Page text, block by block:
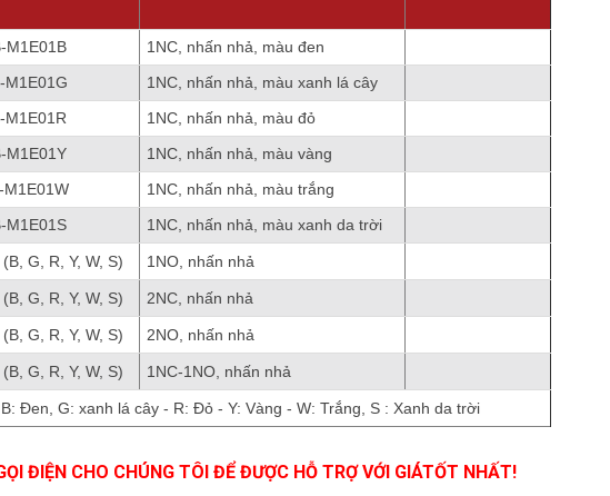
M1E01B 1NC, nhấn nhả, màu đen
M1E01G 1NC, nhấn nhả, màu xanh lá cây
M1E01R 1NC, nhấn nhả, màu đỏ
M1E01Y 1NC, nhấn nhả, màu vàng
M1E01W 1NC, nhấn nhả, màu trắng
M1E01S 1NC, nhấn nhả, màu xanh da trời
G, R, Y, W, S) 1NO, nhấn nhả
G, R, Y, W, S) 2NC, nhấn nhả
G, R, Y, W, S) 2NO, nhấn nhả
G, R, Y, W, S) 1NC-1NO, nhấn nhả
B: Đen, G: xanh lá cây - R: Đỏ - Y: Vàng - W: Trắng, S : Xanh da trời
ĐIỆN CHO CHÚNG TÔI ĐỂ ĐƯỢC HỖ TRỢ VỚI GIÁTỐT NHẤT!